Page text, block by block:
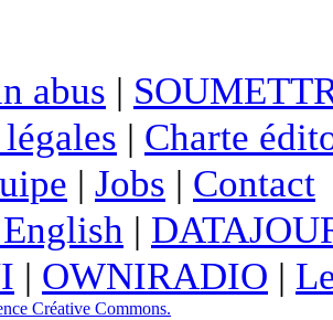
abus |
| Charte
| Jobs | Contact
|
| OWNIRADIO |
Créative Commons.